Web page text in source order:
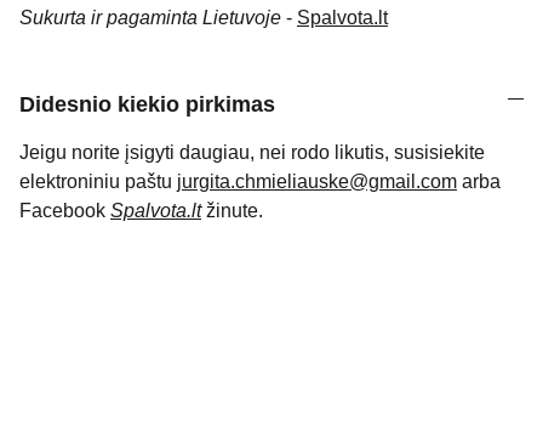
Sukurta ir pagaminta Lietuvoje - Spalvota.lt
Didesnio kiekio pirkimas
Jeigu norite įsigyti daugiau, nei rodo likutis, susisiekite
elektroniniu paštu jurgita.chmieliauske@gmail.com arba
Facebook Spalvota.lt žinute.